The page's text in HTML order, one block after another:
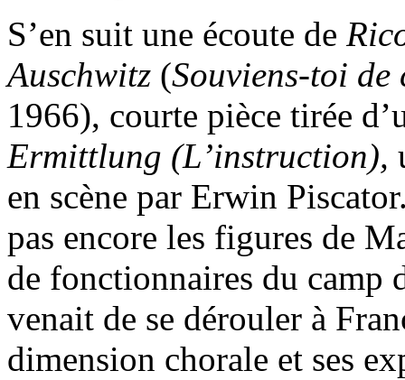
S’en suit une écoute de
Auschwitz (Souviens-toi de
1966), courte pièce tirée
Ermittlung (L’instruction),
en scène par Erwin
pas encore les figures de
de fonctionnaires du camp
venait de se dérouler à
dimension chorale et ses